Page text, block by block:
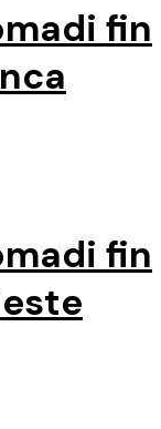
fin
fin